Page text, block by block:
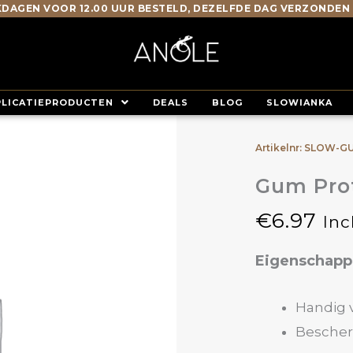
VOOR 12.00 UUR BESTELD, DEZELFDE DAG VERZONDEN
DEALS BLOG SLOWIANKA
Artikelnr: SLOW-
Gum
€6.97
Handig